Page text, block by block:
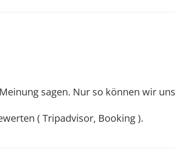
sagen. Nur so können wir
( Tripadvisor, Booking ).